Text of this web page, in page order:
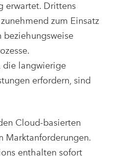
erwartet. Drittens
zum Einsatz
beziehungsweise
die langwierige
erfordern, sind
Cloud-basierten
Marktanforderungen.
enthalten sofort